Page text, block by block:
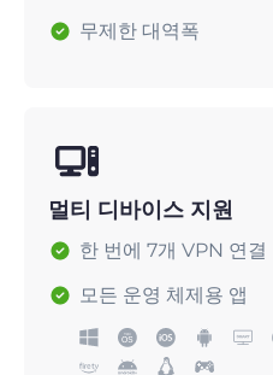
무제한 대역폭
멀티 디바이스 지원
한 번에 7개 VPN 연결
모든 운영 체제용 앱